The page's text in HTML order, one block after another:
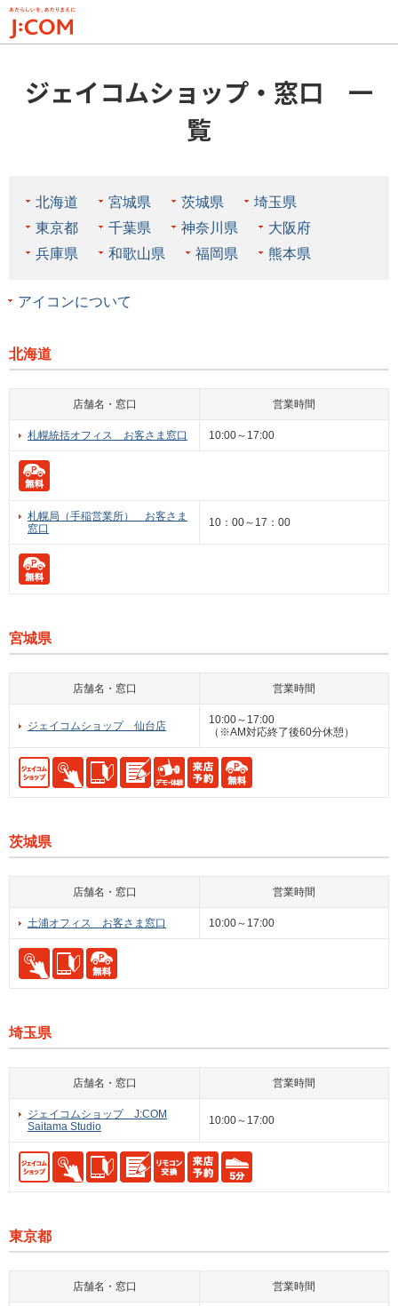
メ
イ
ジェイコムショップ・窓口 一
覧
北海道 宮城県 茨城県
埼玉県
東京都
千葉県 神奈川県
大阪府
兵庫県
和歌山県 福岡県 熊本県
アイコンについて
北海道
店舗名・窓口 営業時間
札幌統括オフィス お客さま窓口 10:00～17:00
札幌局（手稲営業所） お客さま
窓口
10：00～17：00
宮城県
店舗名・窓口 営業時間
ジェイコムショップ 仙台店
10:00～17:00
（※AM対応終了後60分休憩）
茨城県
店舗名・窓口 営業時間
土浦オフィス お客さま窓口 10:00～17:00
埼玉県
店舗名・窓口 営業時間
ジェイコムショップ J:COM
Saitama Studio
10:00～17:00
東京都
店舗名・窓口 営業時間